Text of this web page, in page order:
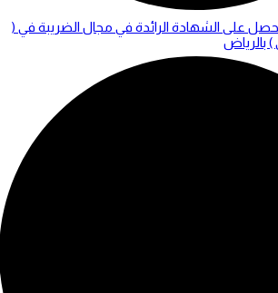
على الشهادة الرائدة في مجال الضريبة في (
بالرياض